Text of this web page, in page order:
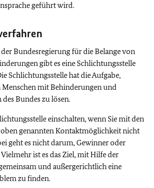
geführt wird.
Bundesregierung für die Belange von
gibt es eine Schlichtungsstelle
Schlichtungsstelle hat die Aufgabe,
mit Behinderungen und
Bundes zu lösen.
einschalten, wenn Sie mit den
genannten Kontaktmöglichkeit nicht
geht es nicht darum, Gewinner oder
ist es das Ziel, mit Hilfe der
und außergerichtlich eine
zu finden.